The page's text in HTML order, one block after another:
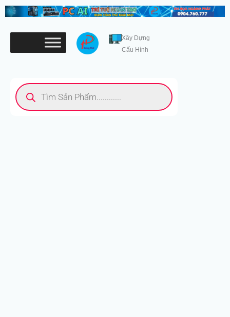
Nhảy
tới
Xây Dựng
Cấu Hình
Tìm
kiếm
sản
phẩm